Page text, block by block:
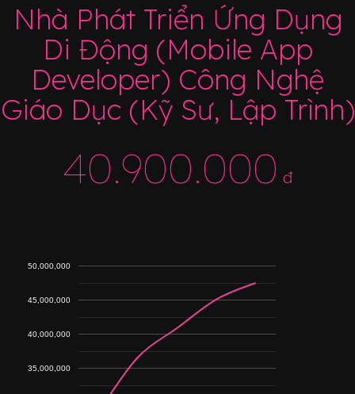
Nhà Phát Triển Ứng Dụng
Di Động (Mobile App
Developer) Công Nghệ
Giáo Dục (Kỹ Sư, Lập Trình)
40.900.000 đ
35,000,000
40,000,000
45,000,000
50,000,000